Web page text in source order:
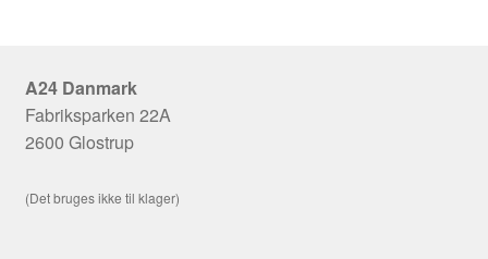
A24 Danmark
Fabriksparken 22A
2600 Glostrup
(Det bruges ikke til klager)